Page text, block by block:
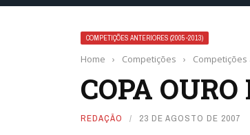
COMPETIÇÕES ANTERIORES (2005-2013)
Home › Competições › Competições
COPA
REDAÇÃO 23 DE AGOSTO DE 2007